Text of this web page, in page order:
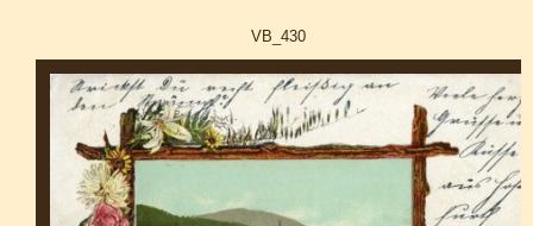
VB_430